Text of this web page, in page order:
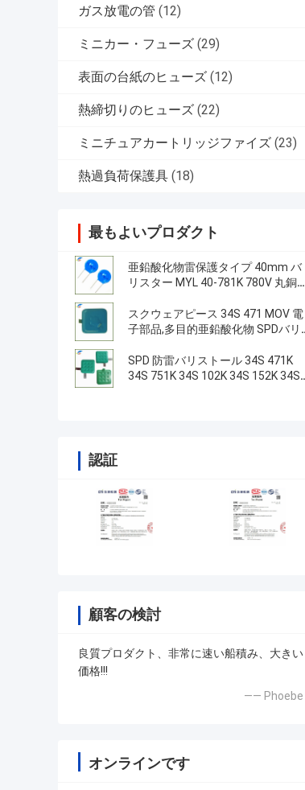
ガス放電の管 (12)
ミニカー・フューズ (29)
表面の台紙のヒューズ (12)
熱締切りのヒューズ (22)
ミニチュアカートリッジファイズ (23)
熱過負荷保護具 (18)
最もよいプロダクト
亜鉛酸化物雷保護タイプ 40mm バ
リスター MYL 40-781K 780V 丸銅線
スクウェアピース 34S 471 MOV 電
子部品,多目的亜鉛酸化物 SPDバリ
SPD 防雷バリストール 34S 471K
34S 751K 34S 102K 34S 152K 34S
認証
顧客の検討
良質プロダクト、非常に速い船積み、大きい
価格!!!
—— Phoebe
オンラインです